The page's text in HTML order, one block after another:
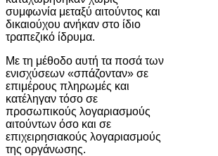
συμφωνία μεταξύ αιτούντος και
δικαιούχου ανήκαν στο ίδιο
τραπεζικό ίδρυμα.
Με τη μέθοδο αυτή τα ποσά των
ενισχύσεων «σπάζονταν» σε
επιμέρους πληρωμές και
κατέληγαν τόσο σε
προσωπικούς λογαριασμούς
αιτούντων όσο και σε
επιχειρησιακούς λογαριασμούς
της οργάνωσης.